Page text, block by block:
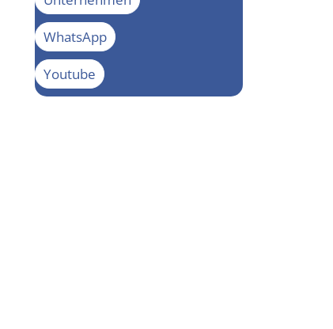
WhatsApp
Youtube